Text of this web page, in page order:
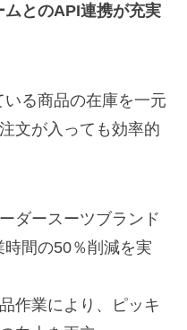
ムとのAPI連携が充実
る商品の在庫を一元
文が入っても効率的
ダースーツブランド
間の50％削減を実
作業により、ピッキ